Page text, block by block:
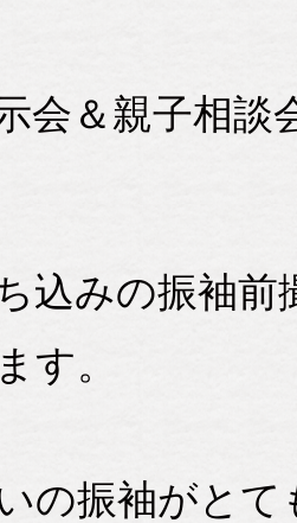
会＆親子相談
込みの振袖
す。
の振袖がと